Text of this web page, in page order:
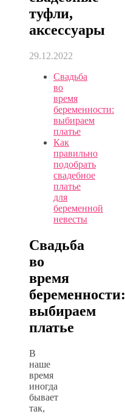
туфли,
аксессуары
29.12.2022
Свадьба
во
время
беременности:
выбираем
платье
Как
правильно
подобрать
свадебное
платье
для
беременной
невесты
Свадьба
во
время
беременности:
выбираем
платье
В
наше
время
иногда
бывает
так,